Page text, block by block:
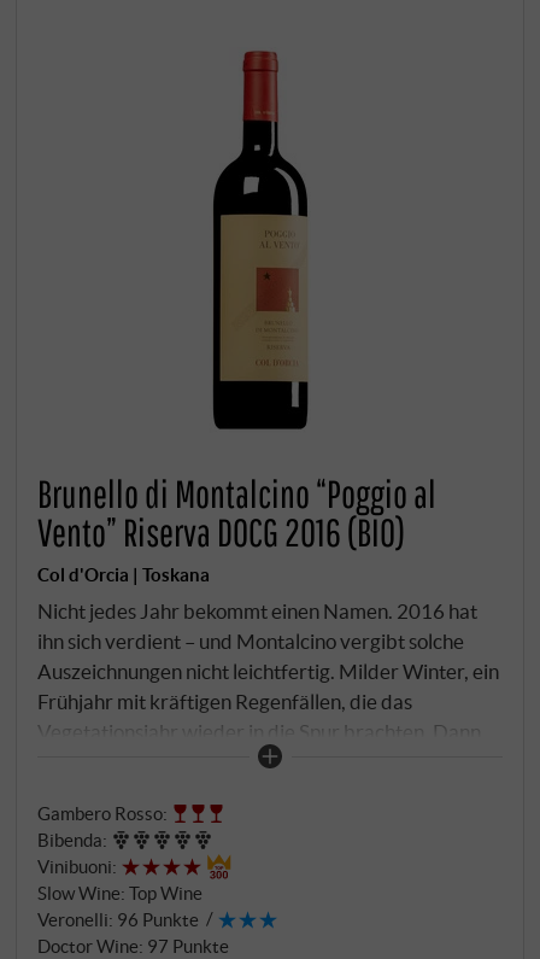
Brunello di Montalcino “Poggio al
Vento” Riserva DOCG 2016 (BIO)
Col d'Orcia | Toskana
Nicht jedes Jahr bekommt einen Namen. 2016 hat
ihn sich verdient – und Montalcino vergibt solche
Auszeichnungen nicht leichtfertig. Milder Winter, ein
Frühjahr mit kräftigen Regenfällen, die das
Vegetationsjahr wieder in die Spur brachten. Dann
ab der zweiten Junidekade ein gradueller, sanfter
schließlich ein August, der alles zusammenfügte:
große Tagestemperaturschwankungen, kein Regen,
perfekte Reifebedingungen. Das Consorzio nannte
2016 einen seiner besten Jahrgänge seit
Jahrzehnten. Und Col d'Orcia machte aus der besten
Gambero Rosso:
Bibenda:
Vinibuoni:
Slow Wine: Top Wine
Veronelli: 96 Punkte
Doctor Wine: 97 Punkte